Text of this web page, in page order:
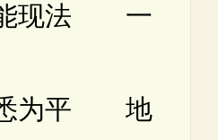
现法 一
为平 地